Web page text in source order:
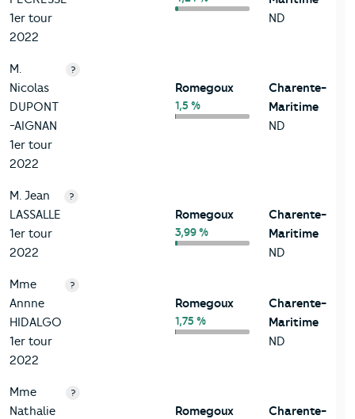
1er tour
2022
ND
M.
Nicolas
DUPONT
-AIGNAN
1er tour
2022
?
Romegoux
1,5 %
Charente-
Maritime
ND
M. Jean
LASSALLE
1er tour
2022
?
Romegoux
3,99 %
Charente-
Maritime
ND
Mme
Annne
HIDALGO
1er tour
2022
?
Romegoux
1,75 %
Charente-
Maritime
ND
Mme
Nathalie
?
Romegoux
Charente-